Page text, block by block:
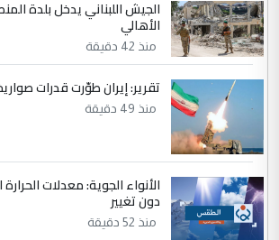
الموضوع :
مضجعيك يابن الزنا (نص كامل)
التعليق : تحياتي لك استاذ
دقيق ومسؤول؛ فالاستثمار
وثروات البلد يعتمد على الكفاءة ...
الموضوع :
بين الإهمال واغتصاب
الرافدين تعاني الجفاف والتصحر!!
الجيش اللبناني يدخل بلدة
الأهالي
منذ 42 دقيقة
تقرير: إيران طوّرت قدرات
منذ 49 دقيقة
الأنواء الجوية: معدلات
دون تغيير
منذ 52 دقيقة